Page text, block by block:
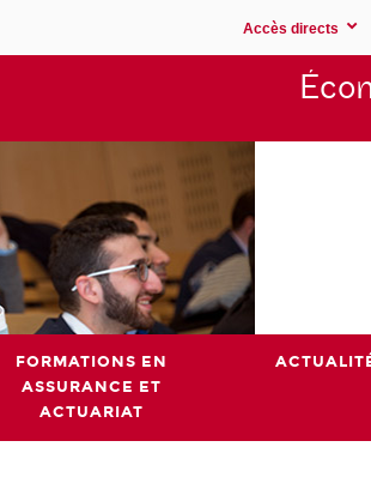
Accès directs
FORMATIONS EN
ASSURANCE ET
ACTUARIAT